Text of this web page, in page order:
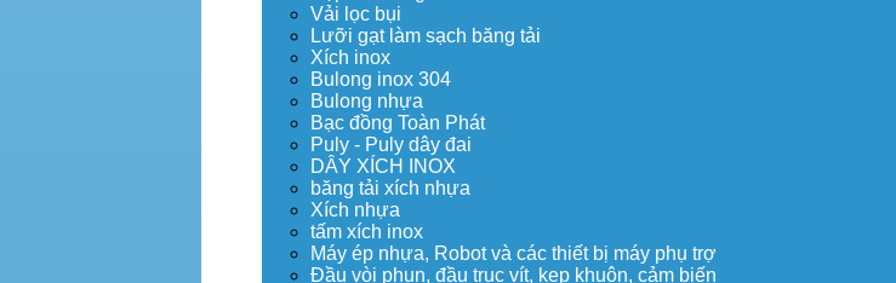
Vải lọc bụi
Lưỡi gạt làm sạch băng tải
Xích inox
Bulong inox 304
Bulong nhựa
Bạc đồng Toàn Phát
Puly - Puly dây đai
DÂY XÍCH INOX
băng tải xích nhựa
Xích nhựa
tấm xích inox
Máy ép nhựa, Robot và các thiết bị máy phụ trợ
Đầu vòi phun, đầu trục vít, kẹp khuôn, cảm biến